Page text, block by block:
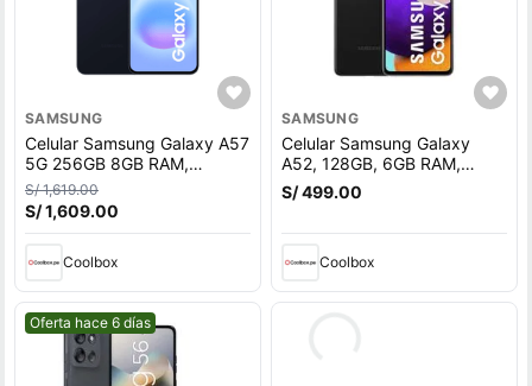
SAMSUNG
Celular Samsung Galaxy A57
5G 256GB 8GB RAM,
cámara trasera 50MP y
frontal 12MP, 6.7"", azul
oscuro
S/ 1,619.00
S/ 1,609.00
Coolbox
SAMSUNG
Celular Samsung Galaxy
A52, 128GB, 6GB RAM,
cámara trasera 64MP y
frontal 32MP, 6.5"",
S/ 499.00
Coolbox
Mejor precio.
Oferta hace 6 días